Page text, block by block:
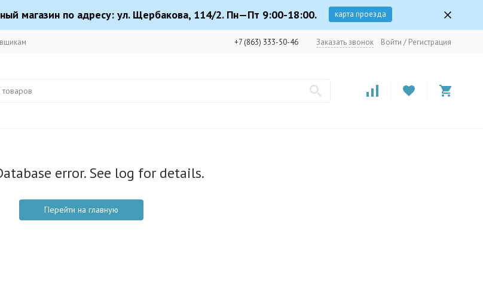
магазин по адресу: ул. Щербакова, 114/2. Пн—Пт 9:00-18:00. карта проезда
+7 (863) 333-50-46 Заказать звонок Войти / Регистрация
error. See log for details.
Перейти на главную